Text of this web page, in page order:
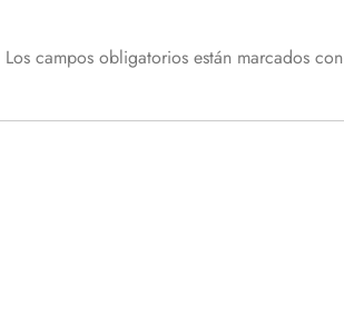
Los campos obligatorios están marcados con